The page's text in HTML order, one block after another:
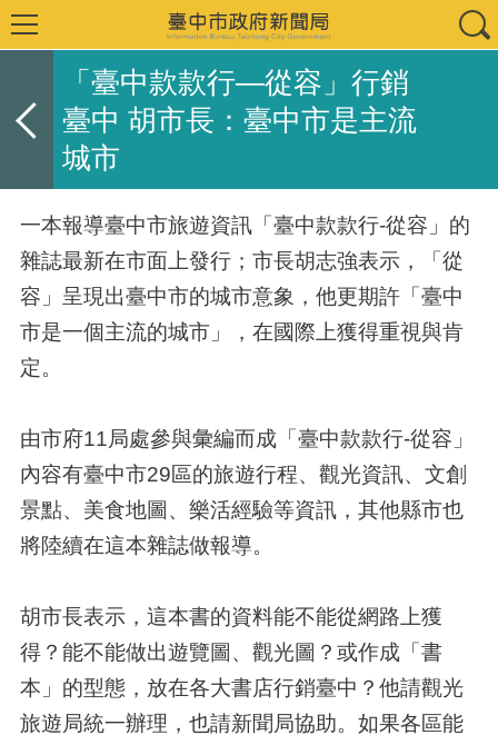
「臺中款款行—從容」行銷
臺中 胡市長：臺中市是主流
城市
一本報導臺中市旅遊資訊「臺中款款行-從容」的
雜誌最新在市面上發行；市長胡志強表示，「從
容」呈現出臺中市的城市意象，他更期許「臺中
市是一個主流的城市」，在國際上獲得重視與肯
定。
由市府11局處參與彙編而成「臺中款款行-從容」
內容有臺中市29區的旅遊行程、觀光資訊、文創
景點、美食地圖、樂活經驗等資訊，其他縣市也
將陸續在這本雜誌做報導。
胡市長表示，這本書的資料能不能從網路上獲
得？能不能做出遊覽圖、觀光圖？或作成「書
本」的型態，放在各大書店行銷臺中？他請觀光
旅遊局統一辦理，也請新聞局協助。如果各區能